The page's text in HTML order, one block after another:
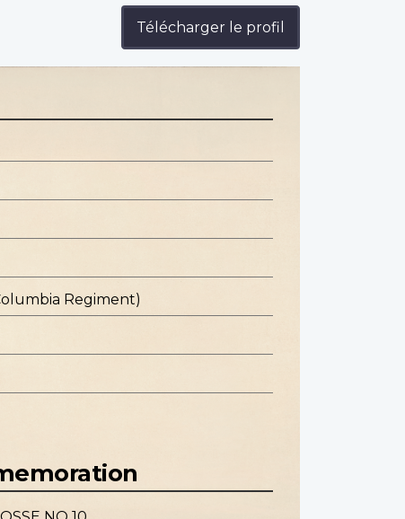
Télécharger le profil
Regiment)